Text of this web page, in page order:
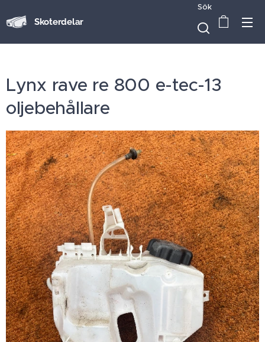
Skoterdelar
Sök
Lynx rave re 800 e-tec-13
oljebehållare